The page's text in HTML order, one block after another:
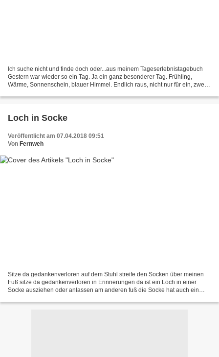
Ich suche nicht und finde doch oder...aus meinem Tageserlebnistagebuch
Gestern war wieder so ein Tag. Ja ein ganz besonderer Tag. Frühling,
Wärme, Sonnenschein, blauer Himmel. Endlich raus, nicht nur für ein, zwei
Loch in Socke
Veröffentlicht am 07.04.2018 09:51
Von Fernweh
Sitze da gedankenverloren auf dem Stuhl streife den Socken über meinen
Fuß sitze da gedankenverloren in Erinnerungen da ist ein Loch in einer
Socke ausziehen oder anlassen am anderen fuß die Socke hat auch ein